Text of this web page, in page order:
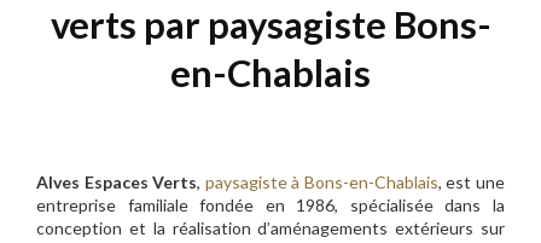
verts par paysagiste Bons-
en-Chablais
Alves Espaces Verts, paysagiste à Bons-en-Chablais, est une
entreprise familiale fondée en 1986, spécialisée dans la
conception et la réalisation d’aménagements extérieurs sur